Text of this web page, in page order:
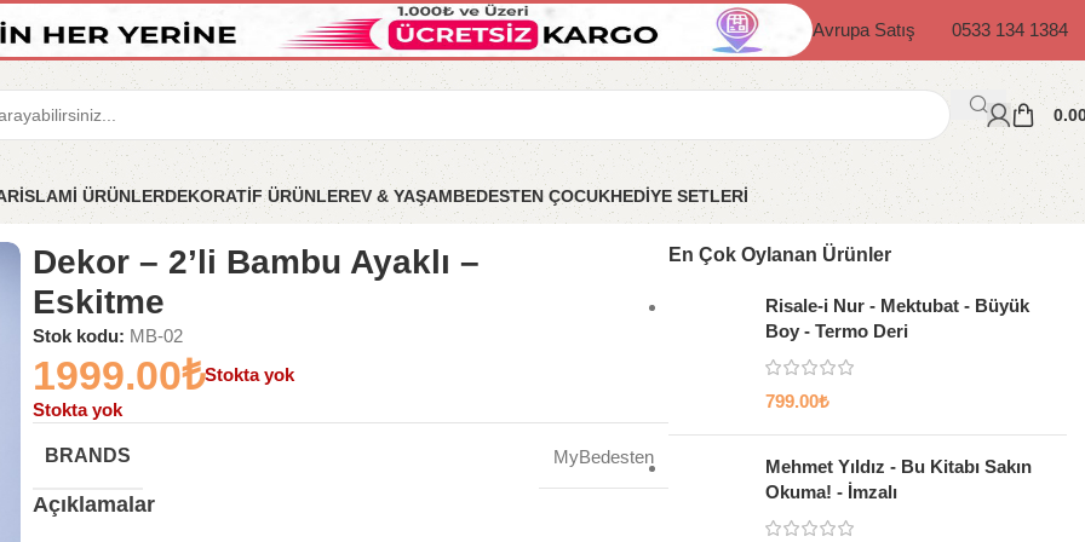
Avrupa Satış 0533 134 1384
İSLAMİ ÜRÜNLERDEKORATİF ÜRÜNLEREV & YAŞAMBEDESTEN ÇOCUKHEDİYE SETLERİ
Eskitme
Dekor – 2’li Bambu Ayaklı –
Eskitme
Stok kodu: MB-02
1999.00₺Stokta yok
Stokta yok
BRANDS MyBedesten
Açıklamalar
En Çok Oylanan Ürünler
Risale-i Nur - Mektubat - Büyük
Boy - Termo Deri
799.00₺
Mehmet Yıldız - Bu Kitabı Sakın
Okuma! - İmzalı